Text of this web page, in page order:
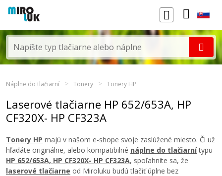
Náplne do tlačiarní Tonery Tonery HP
Laserové tlačiarne HP 652/653A, HP
CF320X- HP CF323A
Tonery HP majú v našom e-shope svoje zaslúžené miesto. Či už
hľadáte originálne, alebo kompatibilné náplne do tlačiarnítypu
HP 652/653A, HP CF320X- HP CF323A, spoľahnite sa, že
laserové tlačiarne od Miroluku budú tlačiť úplne bez